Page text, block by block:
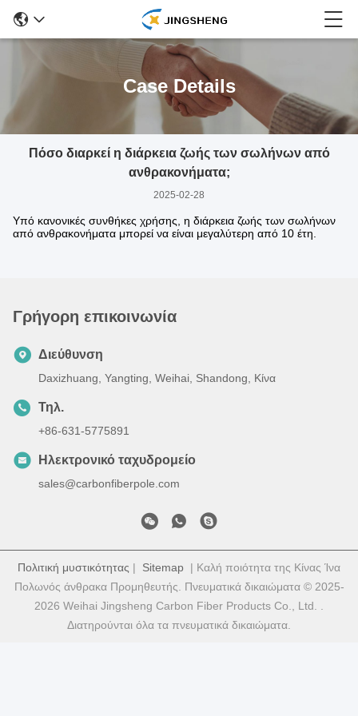
Case Details
Πόσο διαρκεί η διάρκεια ζωής των σωλήνων από
ανθρακονήματα;
2025-02-28
Υπό κανονικές συνθήκες χρήσης, η διάρκεια ζωής των σωλήνων
από ανθρακονήματα μπορεί να είναι μεγαλύτερη από 10 έτη.
Γρήγορη επικοινωνία
Διεύθυνση
Daxizhuang, Yangting, Weihai, Shandong, Κίνα
Τηλ.
+86-631-5775891
Ηλεκτρονικό ταχυδρομείο
sales@carbonfiberpole.com
Πολιτική μυστικότητας | Sitemap | Καλή ποιότητα της Κίνας Ίνα
Πολωνός άνθρακα Προμηθευτής. Πνευματικά δικαιώματα © 2025-
2026 Weihai Jingsheng Carbon Fiber Products Co., Ltd. .
Διατηρούνται όλα τα πνευματικά δικαιώματα.